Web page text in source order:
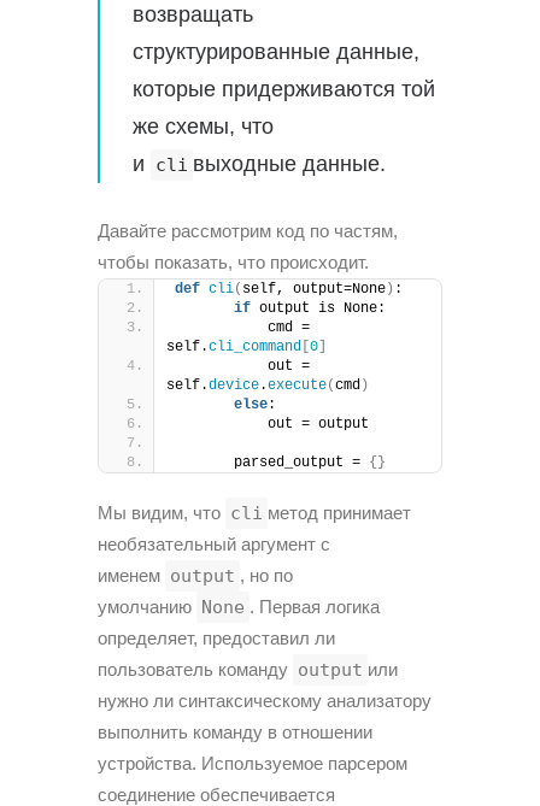
возвращать
структурированные данные,
которые придерживаются той
же схемы, что
и
cli выходные данные.
Давайте рассмотрим код по частям,
чтобы показать, что происходит.
def cli( self, output=None) :
if output is None:
           cmd =
self.cli_command [0]
           out =
self.device.execute(cmd )
else:
           out = output
       parsed_output =
{}
Мы видим, что cli метод принимает
необязательный аргумент с
именем output , но по
умолчанию None . Первая логика
определяет, предоставил ли
пользователь команду output или
нужно ли синтаксическому анализатору
выполнить команду в отношении
устройства. Используемое парсером
соединение обеспечивается